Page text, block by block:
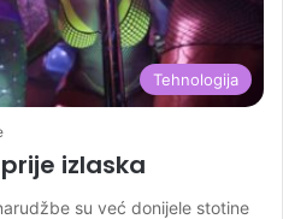
Tehnologija
izlaska
su već donijele stotine